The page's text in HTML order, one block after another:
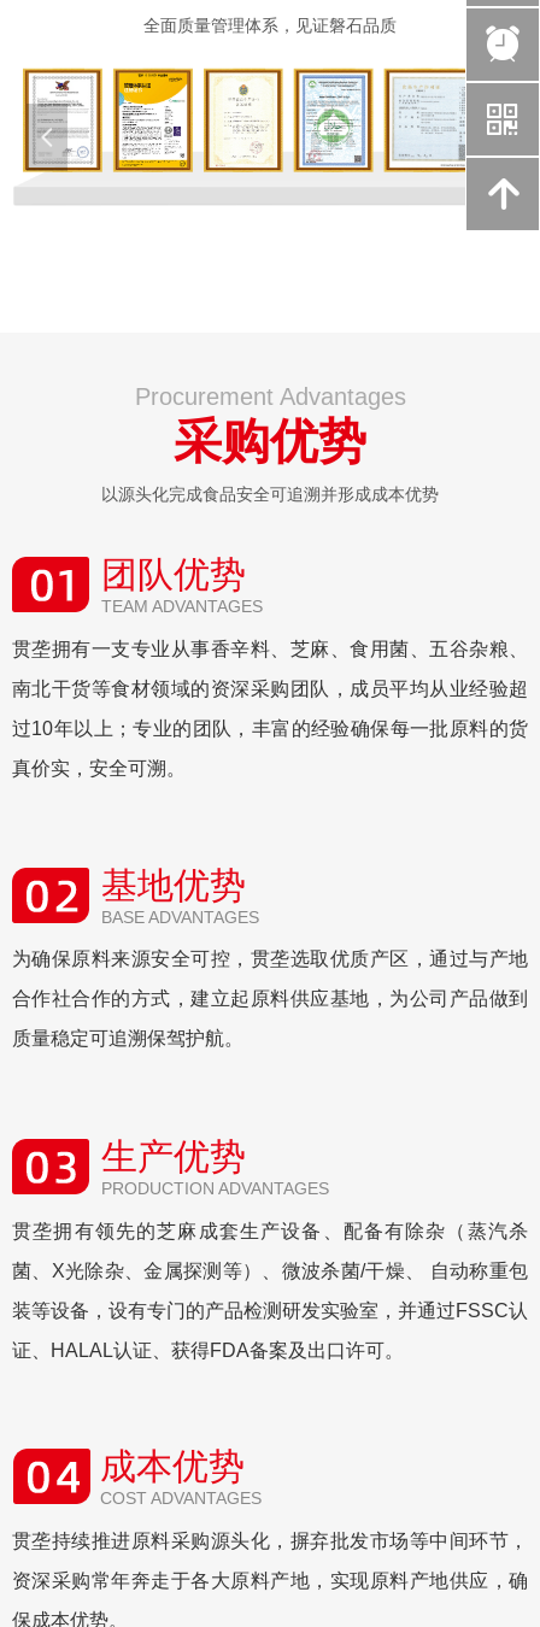
全面质量管理体系，见证磐石品质
넳 넲
Procurement Advantages
采购优势
以源头化完成食品安全可追溯并形成成本优势
团队优势
TEAM ADVANTAGES
贯垄拥有一支专业从事香辛料、芝麻、食用菌、五谷杂粮、
南北干货等食材领域的资深采购团队，成员平均从业经验超
过10年以上；专业的团队，丰富的经验确保每一批原料的货
真价实，安全可溯。
基地优势
BASE ADVANTAGES
为确保原料来源安全可控，贯垄选取优质产区，通过与产地
合作社合作的方式，建立起原料供应基地，为公司产品做到
质量稳定可追溯保驾护航。
生产优势
PRODUCTION ADVANTAGES
贯垄拥有领先的芝麻成套生产设备、配备有除杂（蒸汽杀
菌、X光除杂、金属探测等）、微波杀菌/干燥、 自动称重包
装等设备，设有专门的产品检测研发实验室，并通过FSSC认
证、HALAL认证、获得FDA备案及出口许可。
成本优势
COST ADVANTAGES
贯垄持续推进原料采购源头化，摒弃批发市场等中间环节，
资深采购常年奔走于各大原料产地，实现原料产地供应，确
保成本优势。
뀥
낃
녕